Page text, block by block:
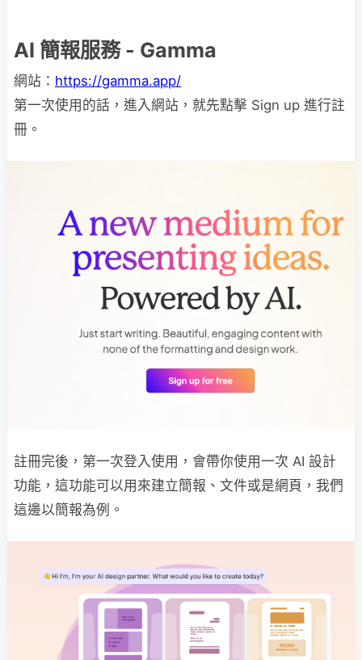
AI 簡報服務 - Gamma
網站： https://gamma.app/
第一次使用的話，進入網站，就先點擊 Sign up 進行註
冊。
註冊完後，第一次登入使用，會帶你使用一次 AI 設計
功能，這功能可以用來建立簡報、文件或是網頁，我們
這邊以簡報為例。